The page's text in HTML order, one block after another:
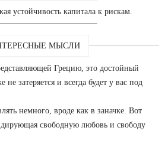
устойчивость капитала к рискам.
МЫСЛИ
Грецию, это достойный
не затеряется и всегда будет у вас под
немного, вроде как в заначке. Вот
свободную любовь и свободу